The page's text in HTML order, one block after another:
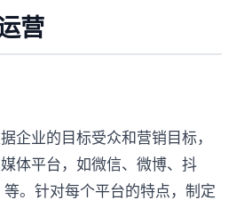
营
企业的目标受众和营销目标，
体平台，如微信、微博、抖
。针对每个平台的特点，制定